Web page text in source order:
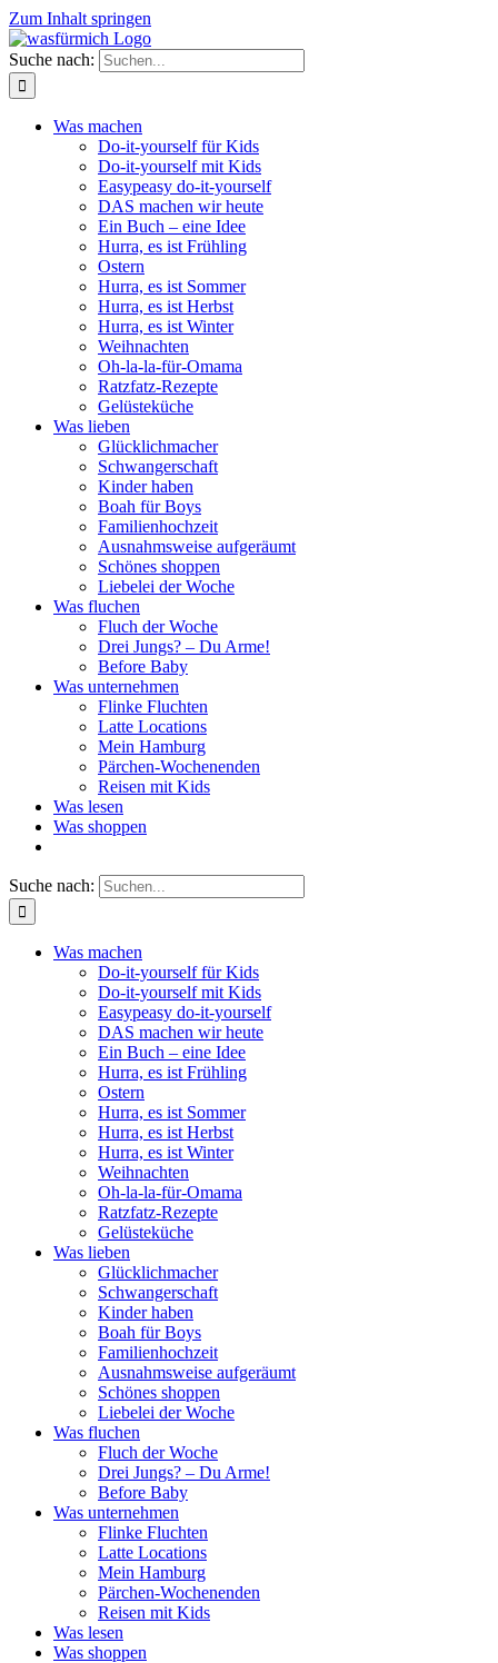
Zum Inhalt springen
Suche nach:
Was machen
Do-it-yourself für Kids
Do-it-yourself mit Kids
Easypeasy do-it-yourself
DAS machen wir heute
Ein Buch – eine Idee
Hurra, es ist Frühling
Ostern
Hurra, es ist Sommer
Hurra, es ist Herbst
Hurra, es ist Winter
Weihnachten
Oh-la-la-für-Omama
Ratzfatz-Rezepte
Gelüsteküche
Was lieben
Glücklichmacher
Schwangerschaft
Kinder haben
Boah für Boys
Familienhochzeit
Ausnahmsweise aufgeräumt
Schönes shoppen
Liebelei der Woche
Was fluchen
Fluch der Woche
Drei Jungs? – Du Arme!
Before Baby
Was unternehmen
Flinke Fluchten
Latte Locations
Mein Hamburg
Pärchen-Wochenenden
Reisen mit Kids
Was lesen
Was shoppen
Suche nach:
Was machen
Do-it-yourself für Kids
Do-it-yourself mit Kids
Easypeasy do-it-yourself
DAS machen wir heute
Ein Buch – eine Idee
Hurra, es ist Frühling
Ostern
Hurra, es ist Sommer
Hurra, es ist Herbst
Hurra, es ist Winter
Weihnachten
Oh-la-la-für-Omama
Ratzfatz-Rezepte
Gelüsteküche
Was lieben
Glücklichmacher
Schwangerschaft
Kinder haben
Boah für Boys
Familienhochzeit
Ausnahmsweise aufgeräumt
Schönes shoppen
Liebelei der Woche
Was fluchen
Fluch der Woche
Drei Jungs? – Du Arme!
Before Baby
Was unternehmen
Flinke Fluchten
Latte Locations
Mein Hamburg
Pärchen-Wochenenden
Reisen mit Kids
Was lesen
Was shoppen